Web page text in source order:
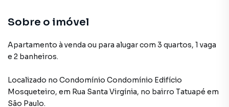
Andar Alto
Portaria 24h
Sala de estar
Sobre o imóvel
Apartamento à venda ou para alugar com 3 quartos, 1 vaga
e 2 banheiros.
Localizado no Condomínio Condomínio Edifício
Mosqueteiro, em Rua Santa Virgínia, no bairro Tatuapé em
São Paulo.